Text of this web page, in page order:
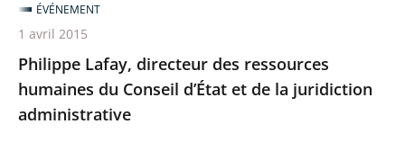
Philippe Lafay, directeur des ressources
humaines du Conseil d’État et de la juridiction
administrative
ÉVÉNEMENT
1 avril 2015